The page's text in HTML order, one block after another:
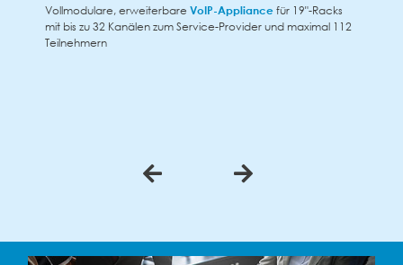
VoIP-Appliancefür 19"-Racks
Provider und maximal 112
VollmodularerVoIP-
max. 20 Kanälen zum Service-